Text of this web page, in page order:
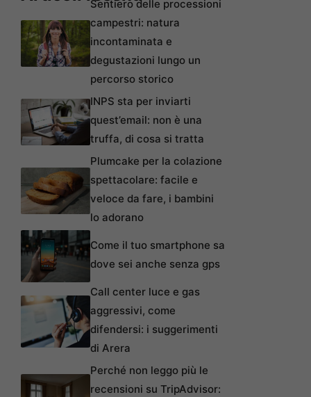
Sentiero delle processioni
campestri: natura
incontaminata e
degustazioni lungo un
percorso storico
INPS sta per inviarti
quest’email: non è una
truffa, di cosa si tratta
Plumcake per la colazione
spettacolare: facile e
veloce da fare, i bambini
lo adorano
Come il tuo smartphone sa
dove sei anche senza gps
Call center luce e gas
aggressivi, come
difendersi: i suggerimenti
di Arera
Perché non leggo più le
recensioni su TripAdvisor: